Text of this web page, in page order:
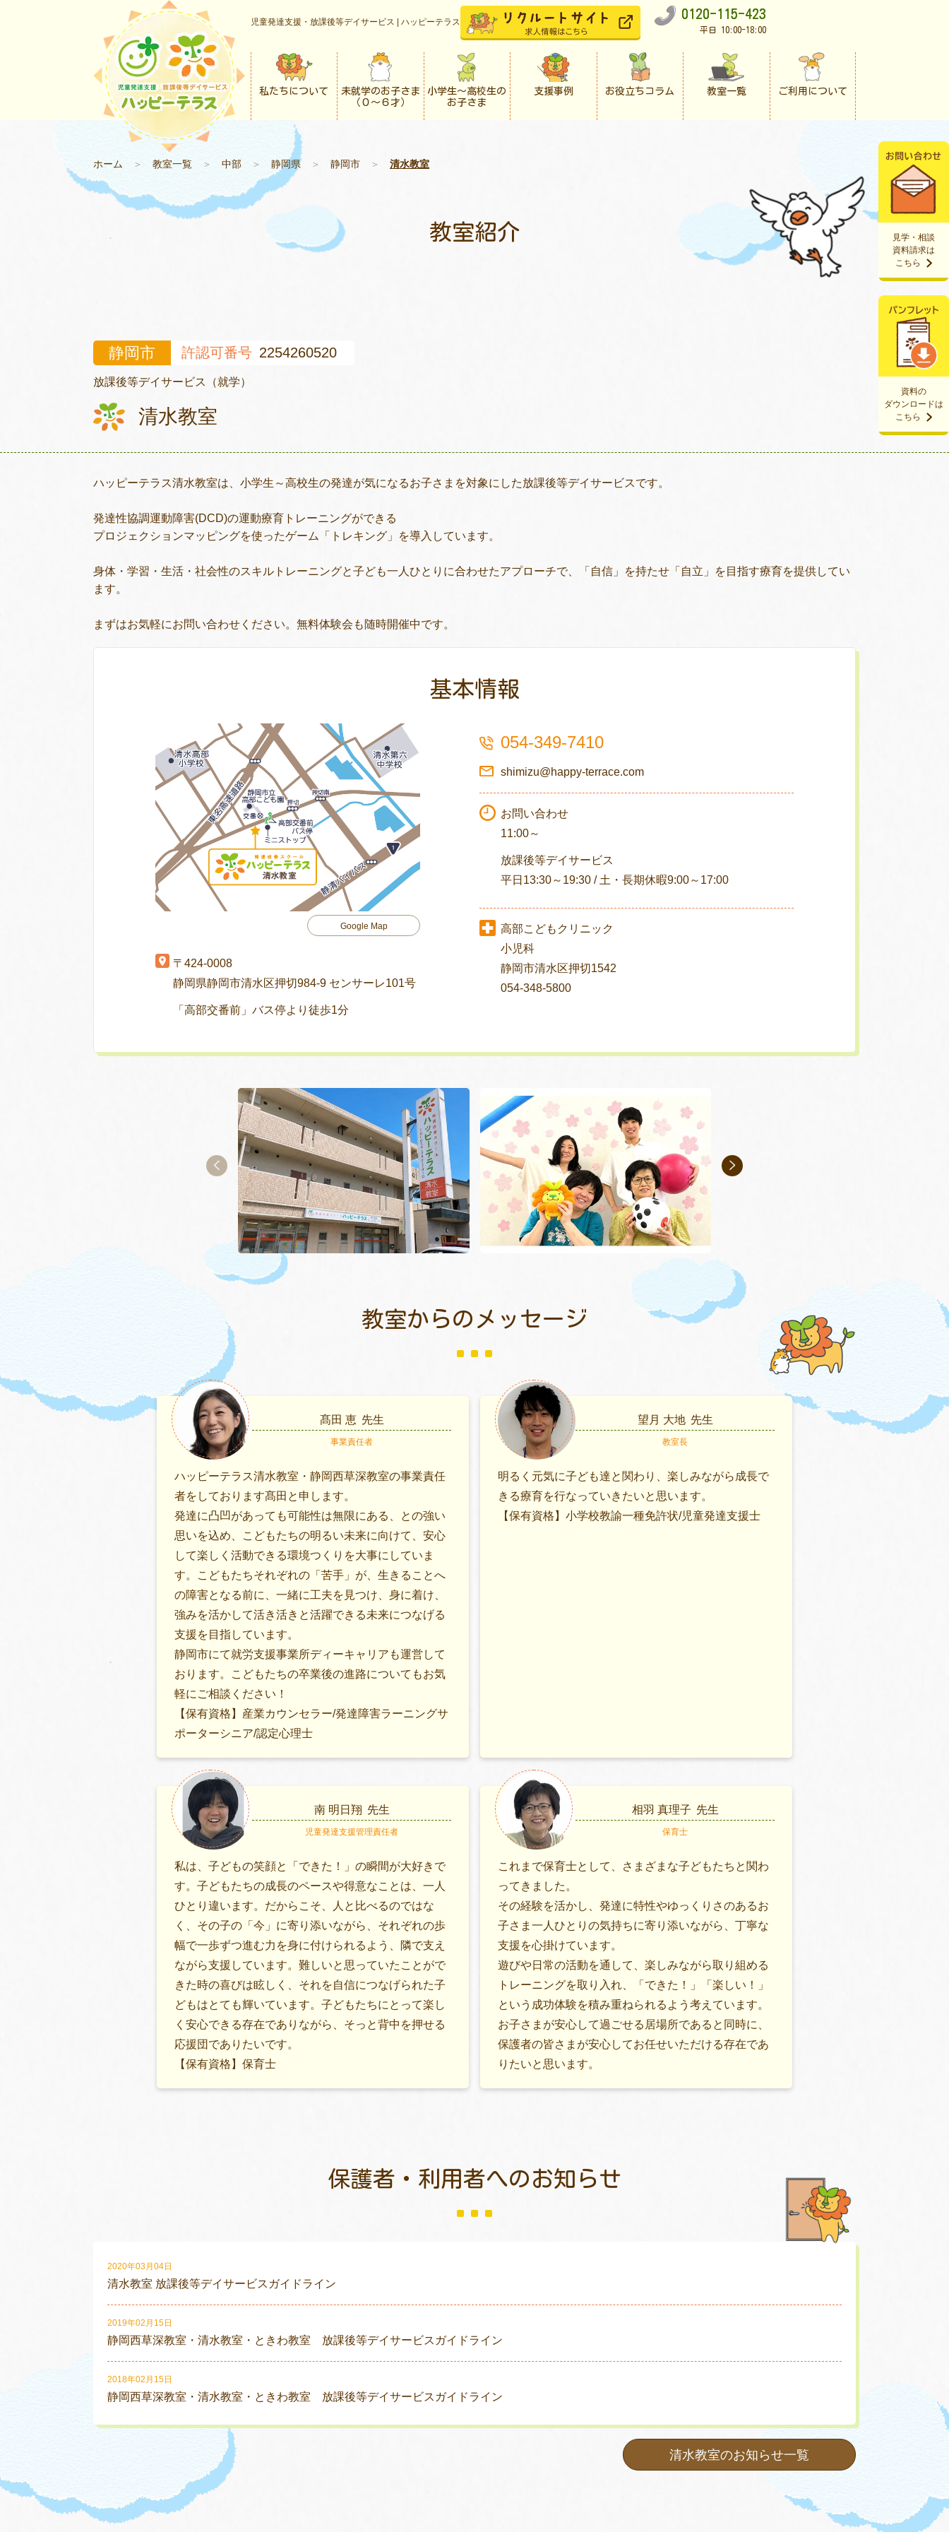
児童発達支援・放課後等デイサービス | ハッピーテラス
0120-115-423
平日 10:00-18:00
私たちについて
未就学のお子さま
（０〜６才）
小学生〜高校生の
お子さま
支援事例 お役立ちコラム 教室一覧 ご利用について
資料の
ダウンロードは
こちら
見学・相談
資料請求は
こちら
ホーム ＞ 教室一覧 ＞ 中部 ＞ 静岡県＞ 静岡市 ＞ 清水教室
教室紹介
静岡市 許認可番号 2254260520
放課後等デイサービス（就学）
清水教室
ハッピーテラス清水教室は、小学生～高校生の発達が気になるお子さまを対象にした放課後等デイサービスです。
発達性協調運動障害(DCD)の運動療育トレーニングができる
プロジェクションマッピングを使ったゲーム「トレキング」を導入しています。
身体・学習・生活・社会性のスキルトレーニングと子ども一人ひとりに合わせたアプローチで、「自信」を持たせ「自立」を目指す療育を提供してい
ます。
まずはお気軽にお問い合わせください。無料体験会も随時開催中です。
基本情報
Google Map
〒424-0008
静岡県静岡市清水区押切984-9 センサーレ101号
「高部交番前」バス停より徒歩1分
054-349-7410
shimizu@happy-terrace.com
お問い合わせ
11:00～
放課後等デイサービス
平日13:30～19:30 / 土・長期休暇9:00～17:00
高部こどもクリニック
小児科
静岡市清水区押切1542
054-348-5800
教室からのメッセージ
髙田 恵 先生
事業責任者
ハッピーテラス清水教室・静岡西草深教室の事業責任
者をしております髙田と申します。
発達に凸凹があっても可能性は無限にある、との強い
思いを込め、こどもたちの明るい未来に向けて、安心
して楽しく活動できる環境つくりを大事にしていま
す。こどもたちそれぞれの「苦手」が、生きることへ
の障害となる前に、一緒に工夫を見つけ、身に着け、
強みを活かして活き活きと活躍できる未来につなげる
支援を目指しています。
静岡市にて就労支援事業所ディーキャリアも運営して
おります。こどもたちの卒業後の進路についてもお気
軽にご相談ください！
【保有資格】産業カウンセラー/発達障害ラーニングサ
ポーターシニア/認定心理士
望月 大地 先生
教室長
明るく元気に子ども達と関わり、楽しみながら成長で
きる療育を行なっていきたいと思います。
【保有資格】小学校教諭一種免許状/児童発達支援士
南 明日翔 先生
児童発達支援管理責任者
私は、子どもの笑顔と「できた！」の瞬間が大好きで
す。子どもたちの成長のペースや得意なことは、一人
ひとり違います。だからこそ、人と比べるのではな
く、その子の「今」に寄り添いながら、それぞれの歩
幅で一歩ずつ進む力を身に付けられるよう、隣で支え
ながら支援しています。難しいと思っていたことがで
きた時の喜びは眩しく、それを自信につなげられた子
どもはとても輝いています。子どもたちにとって楽し
く安心できる存在でありながら、そっと背中を押せる
応援団でありたいです。
【保有資格】保育士
相羽 真理子 先生
保育士
これまで保育士として、さまざまな子どもたちと関わ
ってきました。
その経験を活かし、発達に特性やゆっくりさのあるお
子さま一人ひとりの気持ちに寄り添いながら、丁寧な
支援を心掛けています。
遊びや日常の活動を通して、楽しみながら取り組める
トレーニングを取り入れ、「できた！」「楽しい！」
という成功体験を積み重ねられるよう考えています。
お子さまが安心して過ごせる居場所であると同時に、
保護者の皆さまが安心してお任せいただける存在であ
りたいと思います。
保護者・利用者へのお知らせ
2020年03月04日
清水教室 放課後等デイサービスガイドライン
2019年02月15日
静岡西草深教室・清水教室・ときわ教室 放課後等デイサービスガイドライン
2018年02月15日
静岡西草深教室・清水教室・ときわ教室 放課後等デイサービスガイドライン
清水教室のお知らせ一覧